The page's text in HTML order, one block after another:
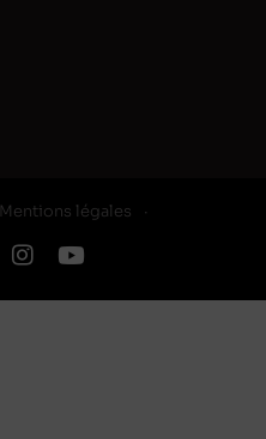
Mentions légales